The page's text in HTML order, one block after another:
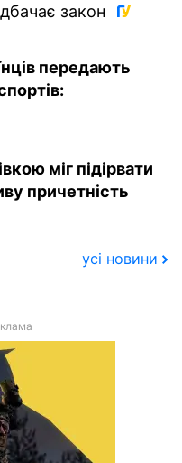
закон
передають
міг підірвати
причетність
усі новини